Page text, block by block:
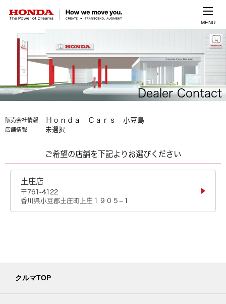
MENU
Dealer Contact
販売会社情報 Ｈｏｎｄａ Ｃａｒｓ 小豆島
店舗情報 未選択
ご希望の店舗を下記よりお選びください
土庄店
〒761-4122
香川県小豆郡土庄町上庄１９０５−１
クルマTOP